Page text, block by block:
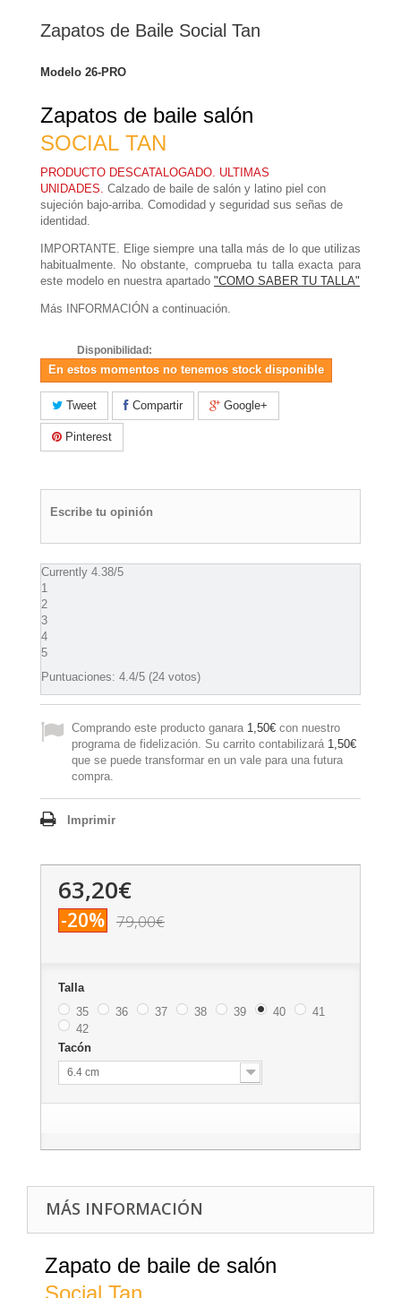
Zapatos de Baile Social Tan
Modelo 26-PRO
Zapatos de baile salón
SOCIAL TAN
PRODUCTO DESCATALOGADO. ULTIMAS
UNIDADES. Calzado de baile de salón y latino piel con
sujeción bajo-arriba. Comodidad y seguridad sus señas de
identidad.
IMPORTANTE. Elige siempre una talla más de lo que utilizas
habitualmente. No obstante, comprueba tu talla exacta para
este modelo en nuestra apartado "COMO SABER TU TALLA"
Más INFORMACIÓN a continuación.
Disponibilidad:
En estos momentos no tenemos stock disponible
Tweet Compartir Google+
Pinterest
Escribe tu opinión
Currently 4.38/5
1
2
3
4
5
Puntuaciones: 4.4/5 (24 votos)
Comprando este producto ganara 1,50€ con nuestro
programa de fidelización. Su carrito contabilizará 1,50€
que se puede transformar en un vale para una futura
compra.
Imprimir
63,20€
-20% 79,00€
Talla
35
36 37 38 39 40
41
42
Tacón
6.4 cm
MÁS INFORMACIÓN
Zapato de baile de salón